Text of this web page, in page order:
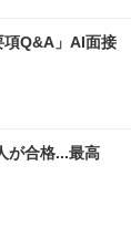
項Q&A」AI面接
が合格...最高